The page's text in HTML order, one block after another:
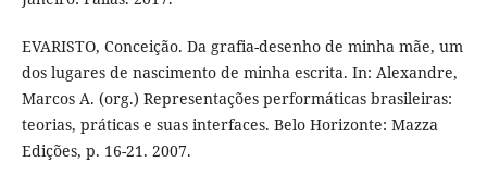
EVARISTO, Conceição. Da grafia-desenho de minha mãe, um
dos lugares de nascimento de minha escrita. In: Alexandre,
Marcos A. (org.) Representações performáticas brasileiras:
teorias, práticas e suas interfaces. Belo Horizonte: Mazza
Edições, p. 16-21. 2007.